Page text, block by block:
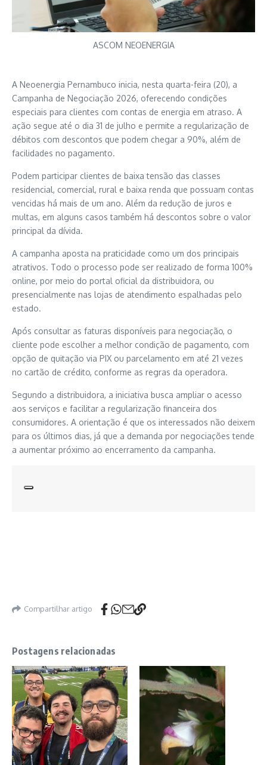
ASCOM NEOENERGIA
A Neoenergia Pernambuco inicia, nesta quarta-feira (20), a
Campanha de Negociação 2026, oferecendo condições
especiais para clientes com contas de energia em atraso. A
ação segue até o dia 31 de julho e permite a regularização de
débitos com descontos que podem chegar a 90%, além de
facilidades no pagamento.
Podem participar clientes de baixa tensão das classes
residencial, comercial, rural e baixa renda que possuam contas
vencidas há mais de um ano. Além da redução de juros e
multas, em alguns casos também há descontos sobre o valor
principal da dívida.
A campanha aposta na praticidade como um dos principais
atrativos. Todo o processo pode ser realizado de forma 100%
online, por meio do portal oficial da distribuidora, ou
presencialmente nas lojas de atendimento espalhadas pelo
estado.
Após consultar as faturas disponíveis para negociação, o
cliente pode escolher a melhor condição de pagamento, com
opção de quitação via PIX ou parcelamento em até 21 vezes
no cartão de crédito, conforme as regras da operadora.
Segundo a distribuidora, a iniciativa busca ampliar o acesso
aos serviços e facilitar a regularização financeira dos
consumidores. A orientação é que os interessados não deixem
para os últimos dias, já que a demanda por negociações tende
a aumentar próximo ao encerramento da campanha.
Compartilhar artigo
Postagens relacionadas